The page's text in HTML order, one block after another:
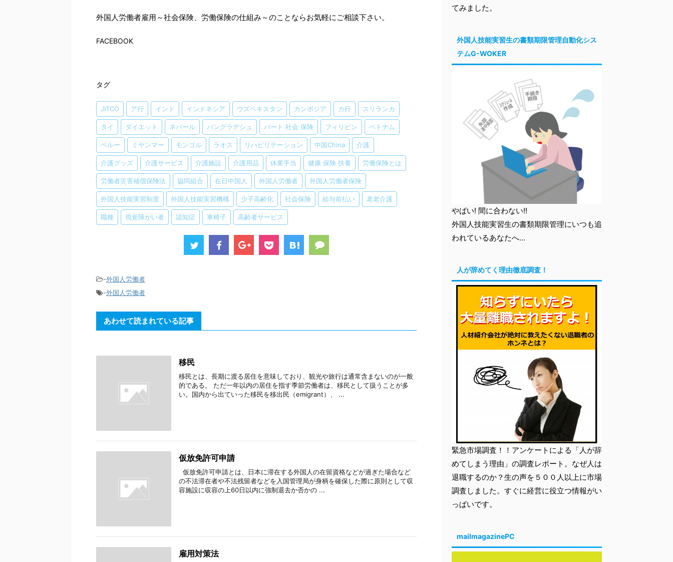
外国人労働者雇用～社会保険、労働保険の仕組み～のことならお気軽にご相談下さい。
FACEBOOK
タグ
JITCO ア行 インド インドネシア ウズベキスタン カンボジア カ行 スリランカ
タイ ダイエット ネパール バングラデシュ パート 社会 保険 フィリピン ベトナム
ペルー ミヤンマー モンゴル ラオス リハビリテーション 中国China 介護
介護グッズ 介護サービス 介護施設 介護用品 休業手当 健康 保険 扶養 労働保険とは
労働者災害補償保険法 協同組合 在日中国人 外国人労働者 外国人労働者保険
外国人技能実習制度 外国人技能実習機構 少子高齢化 社会保険 給与前払い 老老介護
職種 視覚障がい者 認知症 車椅子 高齢者サービス
-外国人労働者
-外国人労働者
あわせて読まれている記事
移民
移民とは、長期に渡る居住を意味しており、観光や旅行は通常含まないのが一般
的である。 ただ一年以内の居住を指す季節労働者は、移民として扱うことが多
い。国内から出ていった移民を移出民（emigrant）、 ...
仮放免許可申請
仮放免許可申請とは、日本に滞在する外国人の在留資格などが過ぎた場合など
の不法滞在者や不法残留者などを入国管理局が身柄を確保した際に原則として収
容施設に収容の上60日以内に強制退去か否かの ...
雇用対策法
てみました。
外国人技能実習生の書類期限管理自動化シス
テムG-WOKER
やばい! 間に合わない!!
外国人技能実習生の書類期限管理にいつも追
われているあなたへ…
人が辞めてく理由徹底調査！
緊急市場調査！！アンケートによる「人が辞
めてしまう理由」の調査レポート。なぜ人は
退職するのか？生の声を５００人以上に市場
調査しました。すぐに経営に役立つ情報がい
っぱいです。
mailmagazinePC